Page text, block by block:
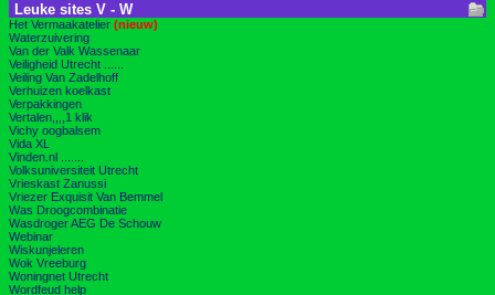
Leuke sites V - W
Het Vermaakatelier (nieuw)
Waterzuivering
Van der Valk Wassenaar
Veiligheid Utrecht ......
Veiling Van Zadelhoff
Verhuizen koelkast
Verpakkingen
Vertalen,,,,1 klik
Vichy oogbalsem
Vida XL
Vinden.nl .......
Volksuniversiteit Utrecht
Vrieskast Zanussi
Vriezer Exquisit Van Bemmel
Was Droogcombinatie
Wasdroger AEG De Schouw
Webinar
Wiskunjeleren
Wok Vreeburg
Woningnet Utrecht
Wordfeud help